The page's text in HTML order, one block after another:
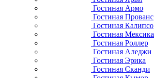
Гостиная Армо
Гостиная Прованс
Гостиная Калипсо
Гостиная Мексика
Гостиная Роллер
Гостиная Аледжи
Гостиная Эрика
Гостиная Сканди